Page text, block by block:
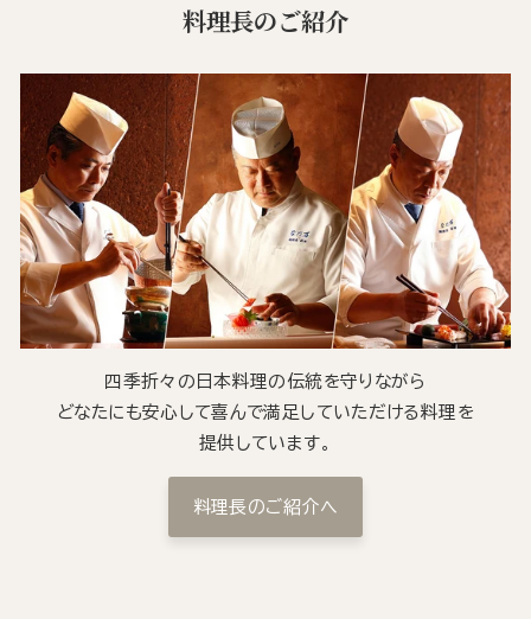
料理長のご紹介
四季折々の日本料理の伝統を守りながら
どなたにも安心して喜んで満足していただける料理を
提供しています。
料理長のご紹介へ